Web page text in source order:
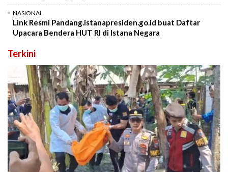
NASIONAL
Link Resmi Pandang.istanapresiden.go.id buat Daftar
Upacara Bendera HUT RI di Istana Negara
Terkini